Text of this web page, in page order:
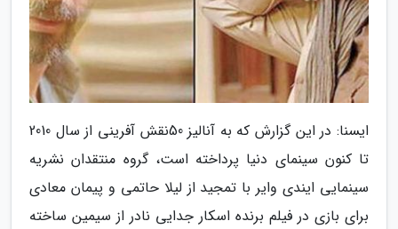
ایسنا: در این گزارش که به آنالیز 50نقش آفرینی از سال 2010
تا کنون سینمای دنیا پرداخته است، گروه منتقدان نشریه
سینمایی ایندی وایر با تمجید از لیلا حاتمی و پیمان معادی
برای بازی در فیلم برنده اسکار جدایی نادر از سیمین ساخته